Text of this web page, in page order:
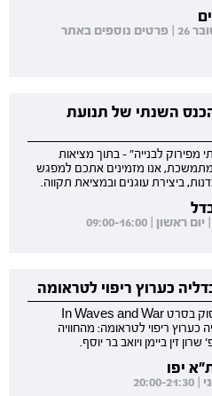
תחילת העסקה ולימודים באוקטובר 26 | פרטים נוספים באתר
השנתי של תנועת
לבנייה" - בתוך מציאות
אנו מזמינים אתכם למפגש
ביצירת עוגנים ובמציאת תקווה.
מכון מפרשים מזמין לערב עיון שיעסוק בסרט In Waves and War
ריפוי לטראומה: מהחוויה
זין ביימן ויואב בר יוסף.
יפו